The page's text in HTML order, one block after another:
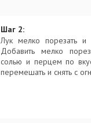
Шаг 2:
Лук мелко порезать и
Добавить мелко
солью и перцем по
перемешать и снять с